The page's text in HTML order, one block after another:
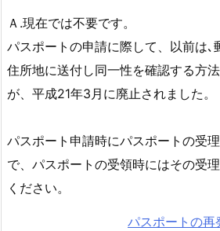
Ａ.現在では不要です。
パスポートの申請に際して、以前は､
住所地に送付し同一性を確認する方
が、平成21年3月に廃止されました。
パスポート申請時にパスポートの受
で、パスポートの受領時にはその受
ください。
パスポートの再